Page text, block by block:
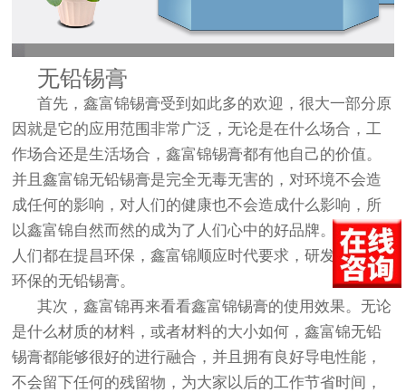
无铅锡膏
首先，鑫富锦锡膏受到如此多的欢迎，很大一部分原
因就是它的应用范围非常广泛，无论是在什么场合，工
作场合还是生活场合，鑫富锦锡膏都有他自己的价值。
并且鑫富锦无铅锡膏是完全无毒无害的，对环境不会造
成任何的影响，对人们的健康也不会造成什么影响，所
以鑫富锦自然而然的成为了人们心中的好品牌。现今，
人们都在提昌环保，鑫富锦顺应时代要求，研发出无毒
环保的无铅锡膏。
其次，鑫富锦再来看看鑫富锦锡膏的使用效果。无论
是什么材质的材料，或者材料的大小如何，鑫富锦无铅
锡膏都能够很好的进行融合，并且拥有良好导电性能，
不会留下任何的残留物，为大家以后的工作节省时间，